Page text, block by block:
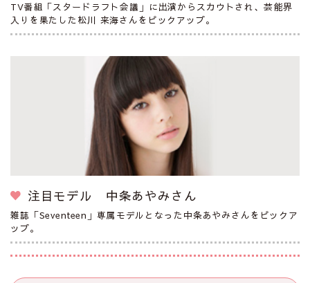
TV番組「スタードラフト会議」に出演からスカウトされ、芸能界
入りを果たした松川 来海さんをピックアップ。
注目モデル 中条あやみさん
雑誌「Seventeen」専属モデルとなった中条あやみさんをピックア
ップ。